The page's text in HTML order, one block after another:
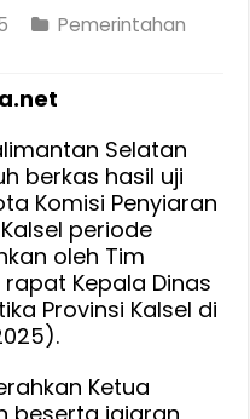
Pemerintahan
Selatan
berkas hasil uji
Komisi Penyiaran
periode
oleh Tim
Kepala Dinas
Provinsi Kalsel di
Ketua